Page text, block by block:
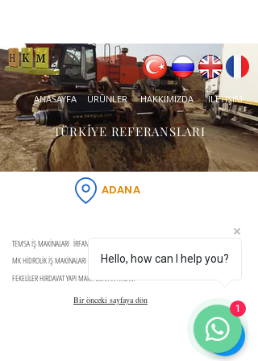
ANASAYFA ÜRÜNLER HAKKIMIZDA İLETİŞİM
TÜRKİYE REFERANSLARI
ADANA
TEMSA İŞ MAKİNALARI İRFAN DÖNERCİ
MK HİDROLİK İŞ MAKİNALARI
FEKELİLER HIRDAVAT YAPI MARK OSMAN AKCAM
Bir önceki sayfaya dön
Hello, how can I help you?
1